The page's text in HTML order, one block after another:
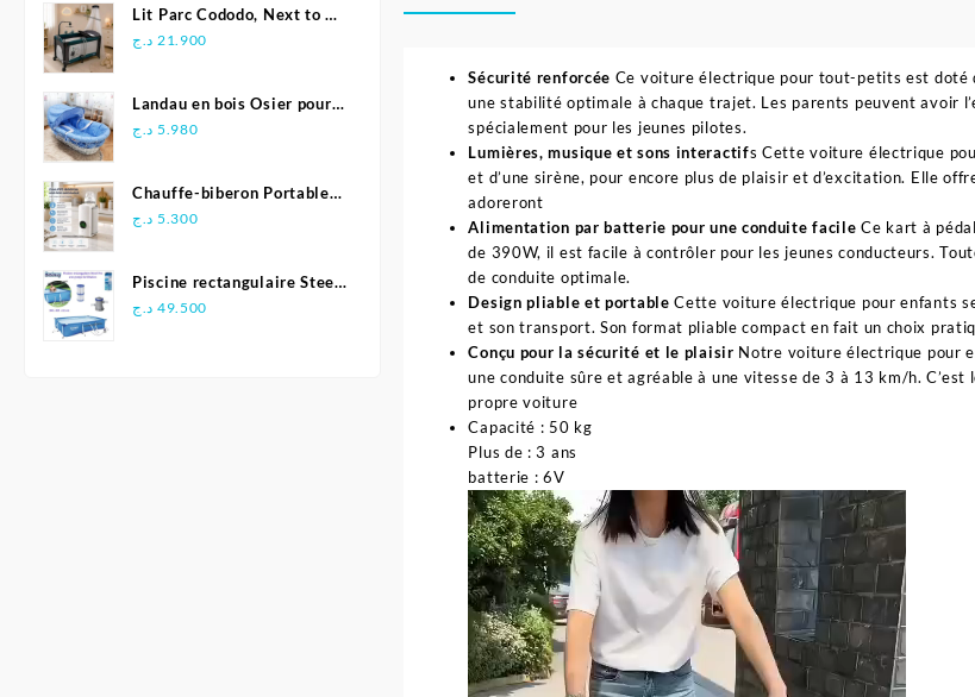
Lit Parc Cododo, Next to Me
2en1 – Pingouin
21.900 د.ج
Landau en bois Osier pour
bébé5.980 د.ج
Chauffe-biberon Portable
pour Voyage
5.300 د.ج
Piscine rectangulaire Steel
Pro avec pompe de
49.500 د.ج
Sécurité renforcée Ce voiture électrique pour tout-petits est doté
une stabilité optimale à chaque trajet. Les parents peuvent avoir
spécialement pour les jeunes pilotes.
Lumières, musique et sons interactifs Cette voiture électrique
et d’une sirène, pour encore plus de plaisir et d’excitation. Elle
adoreront
Alimentation par batterie pour une conduite facile Ce kart à
de 390W, il est facile à contrôler pour les jeunes conducteurs.
de conduite optimale.
Design pliable et portableCette voiture électrique pour enfants
et son transport. Son format pliable compact en fait un choix
Conçu pour la sécurité et le plaisir Notre voiture électrique pour
une conduite sûre et agréable à une vitesse de 3 à 13 km/h.
propre voiture
Capacité : 50 kg
Plus de : 3 ans
batterie : 6V
Lecteur
vidéo